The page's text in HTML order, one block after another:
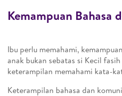
Kemampuan Bahasa
Ibu perlu memahami,
anak bukan sebatas si Kecil
keterampilan memahami kata-
Keterampilan bahasa dan